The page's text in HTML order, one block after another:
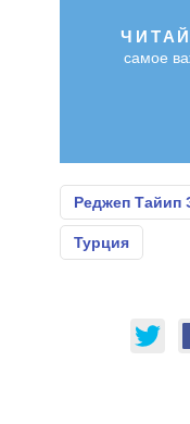
самое
Реджеп Тайип
Турция